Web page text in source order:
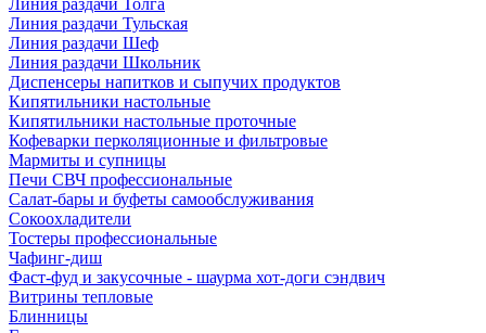
Линия раздачи Толга
Линия раздачи Тульская
Линия раздачи Шеф
Линия раздачи Школьник
Диспенсеры напитков и сыпучих продуктов
Кипятильники настольные
Кипятильники настольные проточные
Кофеварки перколяционные и фильтровые
Мармиты и супницы
Печи СВЧ профессиональные
Салат-бары и буфеты самообслуживания
Сокоохладители
Тостеры профессиональные
Чафинг-диш
Фаст-фуд и закусочные - шаурма хот-доги сэндвич
Витрины тепловые
Блинницы